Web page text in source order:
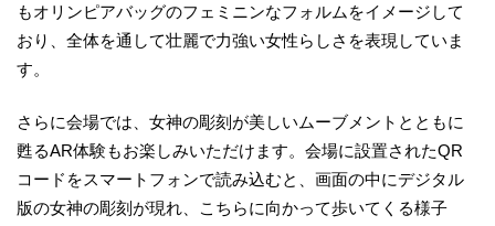
もオリンピアバッグのフェミニンなフォルムをイメージして
おり、全体を通して壮麗で力強い女性らしさを表現していま
す。
さらに会場では、女神の彫刻が美しいムーブメントとともに
甦るAR体験もお楽しみいただけます。会場に設置されたQR
コードをスマートフォンで読み込むと、画面の中にデジタル
版の女神の彫刻が現れ、こちらに向かって歩いてくる様子